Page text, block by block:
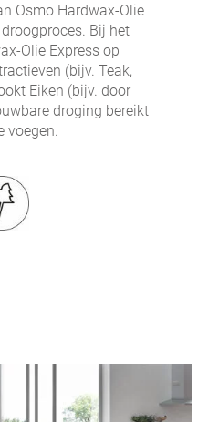
Osmo Hardwax-Olie
Bij het
Olie Express op
(bijv. Teak,
Eiken (bijv. door
droging bereikt
voegen.